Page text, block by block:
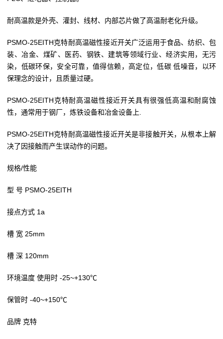
耐高温款是外壳、灌封、线材、内部芯片做了高温耐老化升级。
PSMO-25EITH克特耐高温磁性接近开关广泛运用于食品、纺织、包
装、冶金、煤矿、医药、钢铁、建筑等领域行业、经济实用，无污
染，低碳环保，安全可靠，值得信赖，高定位，低碳 低噪音，以环
保理念的设计，且质量过硬。
PSMO-25EITH克特耐高温磁性接近开关具有很强低高温和耐腐蚀
性，通常用于钢厂，炼铁设备和冶金设备上.
PSMO-25EITH克特耐高温磁性接近开关是非接触开关，从根本上解
决了因接触而产生误动作的问题。
规格/性能
型 号 PSMO-25EITH
接点方式 1a
槽 宽 25mm
槽 深 120mm
环境温度 使用时 -25~+130℃
保管时 -40~+150℃
品牌 克特